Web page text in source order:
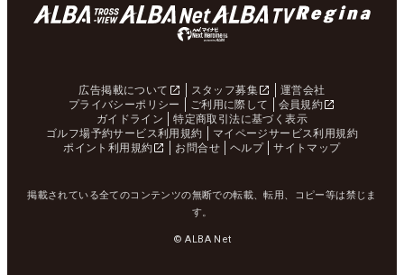
広告掲載について スタッフ募集
運営会社
プライバシーポリシー
ご利用に際して
会員規約
ガイドライン
特定商取引法に基づく表示
ゴルフ場予約サービス利用規約
マイページサービス利用規約
ポイント利用規約
お問合せ ヘルプ サイトマップ
掲載されている全てのコンテンツの無断での転載、転用、コピー等は禁じま
す。
© ALBA Net